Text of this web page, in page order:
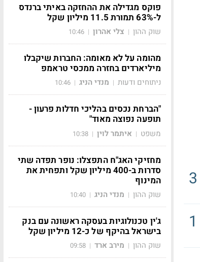
3
1
פוקס מגדילה את ההחזקה באיתי ברנדס
ל-63% תמורת 11.5 מיליון שקל
שוק ההון | צלי אהרון |
10:46
מהומה על לא מאומה: החברות שיקבלו
מיליארדים בחזרה ממכסי טראמפ
ניתוחים ודעות | מנדי הניג |
10:46
"הברחת נכסים בהליכי חדלות פרעון -
תופעה נפוצה מאוד"
משפט | איתמר לוין |
10:38
מחזיקי האג"ח התפצלו: נופר תפדה שתי
סדרות ב-400 מיליון שקל ותפחית את
המינוף
שוק ההון | מנדי הניג |
10:40
ג'ין טכנולוגיות בעסקה ראשונה עם בנק
בישראל בהיקף של כ-12 מיליון שקל
שוק ההון | מירב ארד |
09:58